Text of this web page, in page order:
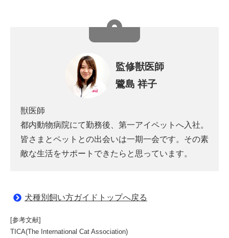
監修獣医師
鷺島 祥子
獣医師
都内動物病院にて勤務後、第一アイペットへ入社。
皆さまとペットとの出会いは一期一会です。その素
敵な生活をサポートできたらと思っています。
犬種別飼い方ガイドトップへ戻る
[参考文献]
TICA(The International Cat Association)